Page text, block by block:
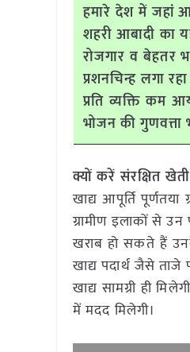
हमारे देश में जहां
शहरी आबादी का
रोजगार व बेहतर
प्रशनचिन्ह लगा
प्रति व्यक्ति
भोजन की गुणवत्ता
क्यों करें संरक्षित
खाद्य आपूर्ति
ग्रामीण इलाकों से
खराब हो सकते हैं
खाद्य पदार्थ जैसे
खाद्य सामग्री ही
में मदद मिलेगी।